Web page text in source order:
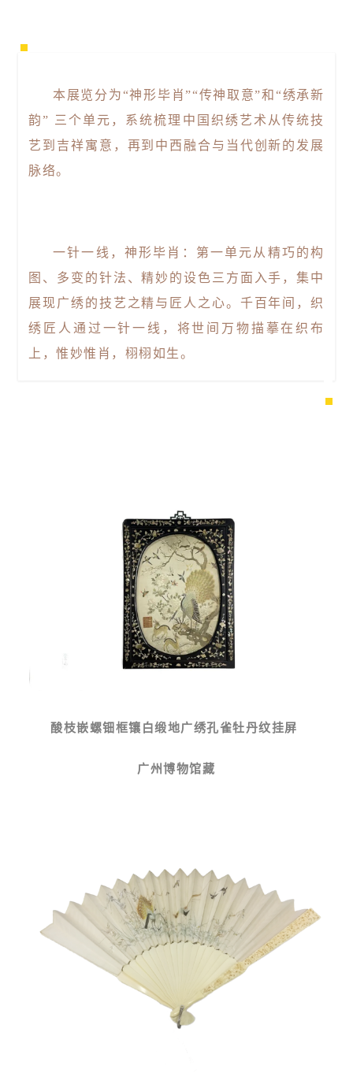
本展览分为“神形毕肖”“传神取意”和“绣承新
韵” 三个单元，系统梳理中国织绣艺术从传统技
艺到吉祥寓意，再到中西融合与当代创新的发展
脉络。
一针一线，神形毕肖：第一单元从精巧的构
图、多变的针法、精妙的设色三方面入手，集中
展现广绣的技艺之精与匠人之心。千百年间，织
绣匠人通过一针一线，将世间万物描摹在织布
上，惟妙惟肖，栩栩如生。
酸枝嵌螺钿框镶白缎地广绣孔雀牡丹纹挂屏
广州博物馆藏